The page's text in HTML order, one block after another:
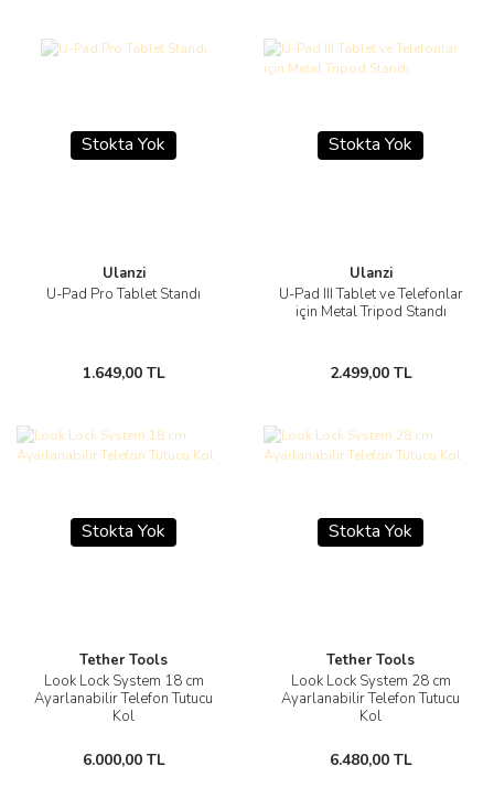
Stokta Yok
Ulanzi
U-Pad Pro Tablet Standı
1.649,00 TL
Stokta Yok
Ulanzi
U-Pad III Tablet ve Telefonlar
için Metal Tripod Standı
2.499,00 TL
Stokta Yok
Tether Tools
Look Lock System 18 cm
Ayarlanabilir Telefon Tutucu
Kol
6.000,00 TL
Stokta Yok
Tether Tools
Look Lock System 28 cm
Ayarlanabilir Telefon Tutucu
Kol
6.480,00 TL